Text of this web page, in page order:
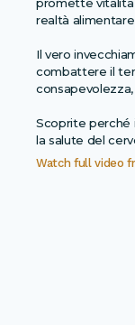
realtà
Il vero
combattere il
Scoprite perché
la salute del
Watch full video